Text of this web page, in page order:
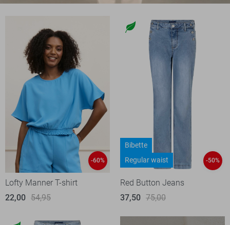
-60%
Lofty Manner T-shirt
22,00 54,95
Bibette
Regular waist
-50%
Red Button Jeans
37,50 75,00